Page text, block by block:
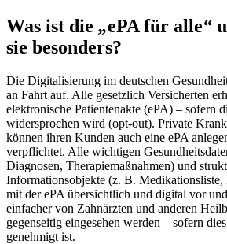
Was ist die „ePA für alle“
sie besonders?
Die Digitalisierung im deutschen
an Fahrt auf. Alle gesetzlich Versicherten
elektronische Patientenakte (ePA) – sofern
widersprochen wird (opt-out). Private
können ihren Kunden auch eine ePA
verpflichtet. Alle wichtigen
Diagnosen, Therapiemaßnahmen) und
Informationsobjekte (z. B. Medikationsliste,
mit der ePA übersichtlich und digital vor
einfacher von Zahnärzten und anderen
gegenseitig eingesehen werden – sofern
genehmigt ist.